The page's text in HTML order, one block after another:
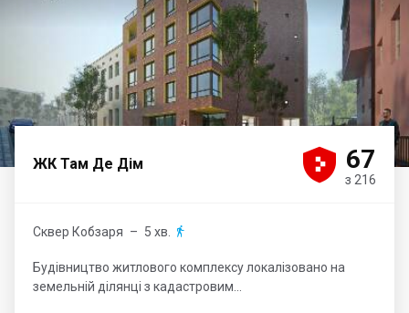
ЖК Там Де Дім 



 67
з 216
Сквер Кобзаря – 5 хв. 
Будівництво житлового комплексу локалізовано на
земельній ділянці з кадастровим...